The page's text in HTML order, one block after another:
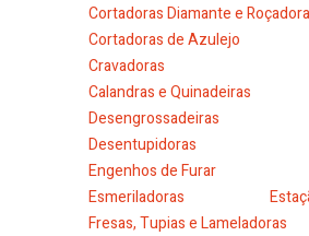
Cortadoras Diamante e
Cortadoras de Azulejo
Cravadoras
Calandras e Quinadeiras
Desengrossadeiras
Desentupidoras
Engenhos de Furar
Esmeriladoras
Fresas, Tupias e Lameladoras